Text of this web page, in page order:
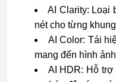
AI Clarity: Loại
nét cho từng
AI Color: Tái
mang đến hình
AI HDR: Hỗ trợ